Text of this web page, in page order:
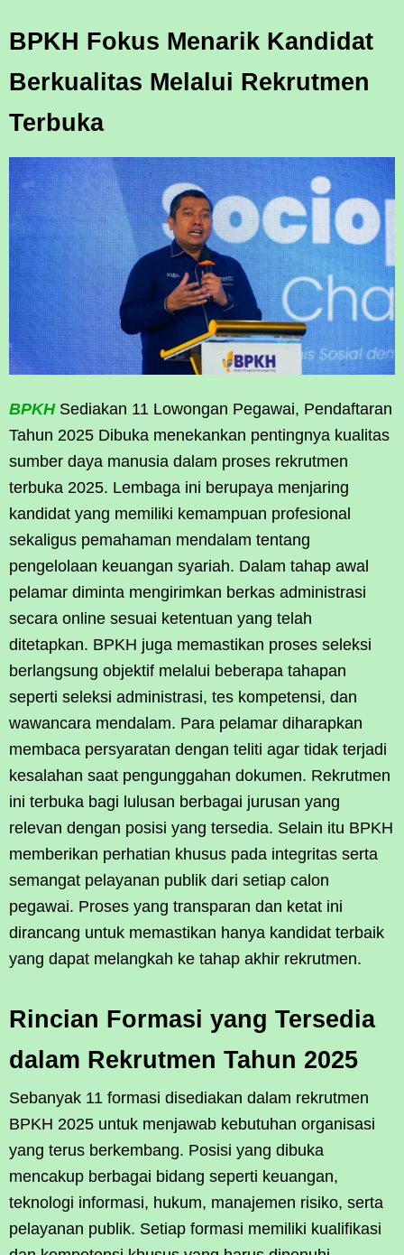
BPKH Fokus Menarik Kandidat
Berkualitas Melalui Rekrutmen
Terbuka
BPKHSediakan 11 Lowongan Pegawai, Pendaftaran
Tahun 2025 Dibuka menekankan pentingnya kualitas
sumber daya manusia dalam proses rekrutmen
terbuka 2025. Lembaga ini berupaya menjaring
kandidat yang memiliki kemampuan profesional
sekaligus pemahaman mendalam tentang
pengelolaan keuangan syariah. Dalam tahap awal
pelamar diminta mengirimkan berkas administrasi
secara online sesuai ketentuan yang telah
ditetapkan. BPKH juga memastikan proses seleksi
berlangsung objektif melalui beberapa tahapan
seperti seleksi administrasi, tes kompetensi, dan
wawancara mendalam. Para pelamar diharapkan
membaca persyaratan dengan teliti agar tidak terjadi
kesalahan saat pengunggahan dokumen. Rekrutmen
ini terbuka bagi lulusan berbagai jurusan yang
relevan dengan posisi yang tersedia. Selain itu BPKH
memberikan perhatian khusus pada integritas serta
semangat pelayanan publik dari setiap calon
pegawai. Proses yang transparan dan ketat ini
dirancang untuk memastikan hanya kandidat terbaik
yang dapat melangkah ke tahap akhir rekrutmen.
Rincian Formasi yang Tersedia
dalam Rekrutmen Tahun 2025
Sebanyak 11 formasi disediakan dalam rekrutmen
BPKH 2025 untuk menjawab kebutuhan organisasi
yang terus berkembang. Posisi yang dibuka
mencakup berbagai bidang seperti keuangan,
teknologi informasi, hukum, manajemen risiko, serta
pelayanan publik. Setiap formasi memiliki kualifikasi